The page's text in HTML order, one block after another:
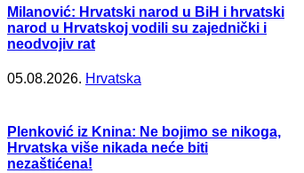
Milanović: Hrvatski narod u BiH i hrvatski
narod u Hrvatskoj vodili su zajednički i
neodvojiv rat
05.08.2026. Hrvatska
Plenković iz Knina: Ne bojimo se nikoga,
Hrvatska više nikada neće biti
nezaštićena!